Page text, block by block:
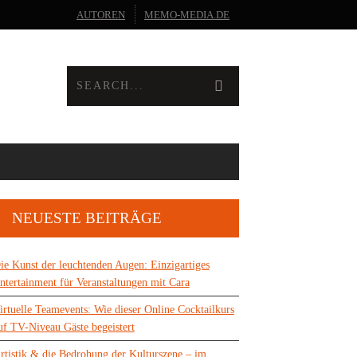
AUTOREN MEMO-MEDIA.DE
NEUESTE BEITRÄGE
Kunst der leuchtenden Augen: Einzigartiges
für Veranstaltungen mit Cara
Teamevents: Wie dieser Online Cocktailkurs
TV-Niveau Gäste begeistert
& die Bedrohung der Kulturszene – im